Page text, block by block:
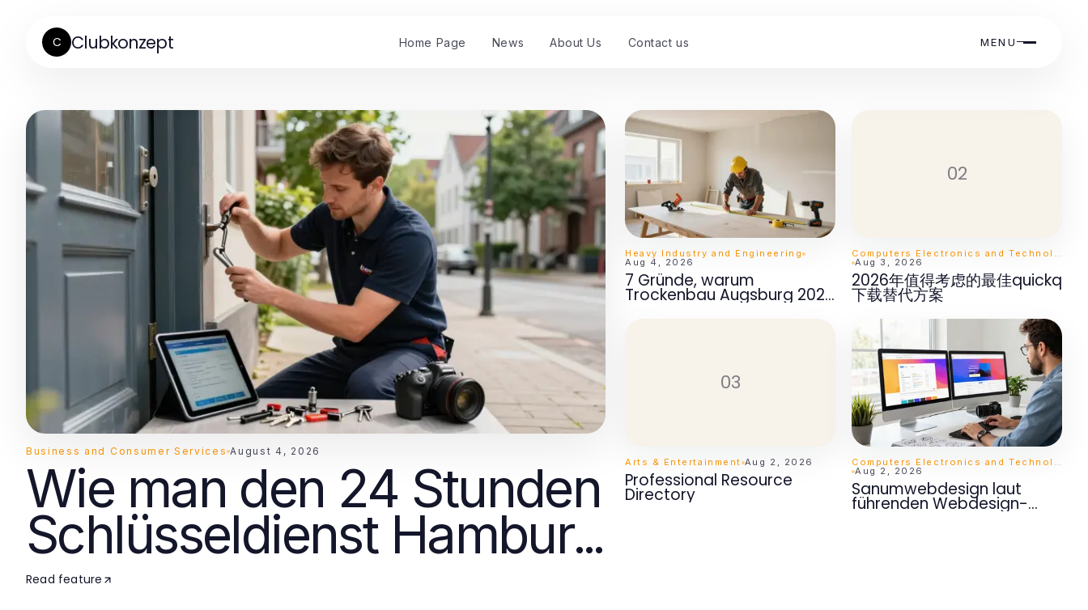
C Clubkonzept Home Page News About Us Contact us MENU
Business and Consumer Services August 4, 2026
Wie man den 24 Stunden
Schlüsseldienst Hamburg
Schritt für Schritt
Read feature
Heavy Industry and Engineering
Aug 4, 2026
7 Gründe, warum
Trockenbau Augsburg 2026
im Innenausbau dominiert
02
Computers Electronics and Technology
Aug 3, 2026
2026年值得考虑的最佳quickq
下载替代方案
03
Arts & Entertainment Aug 2, 2026
Professional Resource
Directory
Computers Electronics and Technology
Aug 2, 2026
Sanumwebdesign laut
führenden Webdesign-